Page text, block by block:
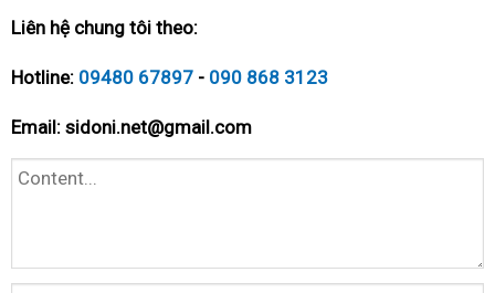
Liên hệ chung tôi theo:
Hotline: 09480 67897 - 090 868 3123
Email: sidoni.net@gmail.com